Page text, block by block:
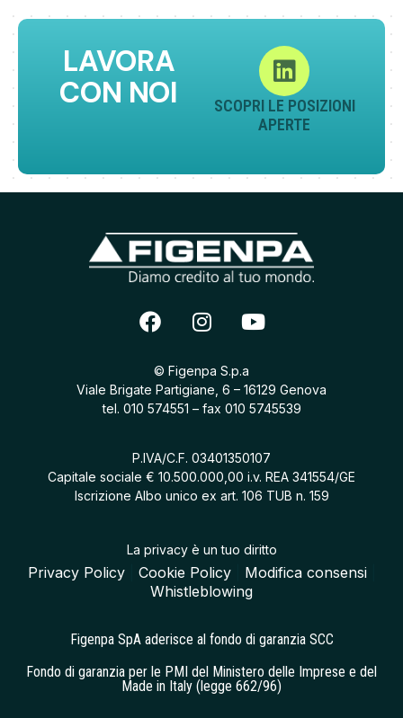
LAVORA
CON NOI
SCOPRI LE POSIZIONI
APERTE
© Figenpa S.p.a
Viale Brigate Partigiane, 6 – 16129 Genova
tel. 010 574551 – fax 010 5745539
P.IVA/C.F. 03401350107
Capitale sociale € 10.500.000,00 i.v. REA 341554/GE
Iscrizione Albo unico ex art. 106 TUB n. 159
La privacy è un tuo diritto
Privacy Policy| Cookie Policy| Modifica consensi|
Whistleblowing
Figenpa SpA aderisce al fondo di garanzia SCC
Fondo di garanzia per le PMI del Ministero delle Imprese e del
Made in Italy (legge 662/96)